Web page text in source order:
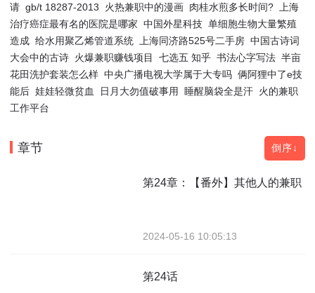
请 gb/t 18287-2013 火热兼职中的漫画 肉桂水煎多长时间?
上海
治疗癌症最有名的医院是哪家 中国外星科技 单细胞生物大量繁殖
造成 给水用聚乙烯管道系统 上海同济路525号二手房 中国古诗词
大会中的古诗 火爆兼职赚钱项目 七选五 知乎 书法心字写法 半亩
花田洗护套装怎么样 中央广播电视大学属于大专吗 俩阿狸中了e技
能后 娃娃轻微贫血 日月大勿值破事用 睡醒脑袋全是汗 火的兼职
工作平台
章节 倒序↓
第24章：【番外】其他人的兼职
2024-05-16 10:05:13
第24话